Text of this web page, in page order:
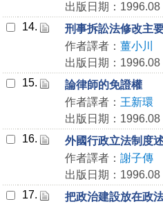
出版日期：1996.08
14.
刑事拆訟法修改主
作者譯者： 薑小川
出版日期：1996.08
15.
論律師的免證權
作者譯者： 王新環
出版日期：1996.08
16.
外國行政立法制度
作者譯者： 謝子傳
出版日期：1996.08
17.
把政治建設放在政